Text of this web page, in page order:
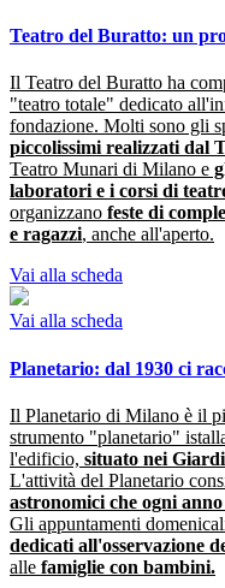
Teatro del Buratto: un
Il Teatro del Buratto ha
"teatro totale" dedicato
fondazione. Molti sono gli
piccolissimi realizzati dal
Teatro Munari di Milano e
laboratori e i corsi di
organizzano feste di
e ragazzi, anche all'aperto.
Vai alla scheda
Vai alla scheda
Planetario: dal 1930 ci
Il Planetario di Milano è il
strumento "planetario"
l'edificio, situato nei
L'attività del Planetario
astronomici che ogni
Gli appuntamenti
dedicati all'osservazione
alle famiglie con bambini.